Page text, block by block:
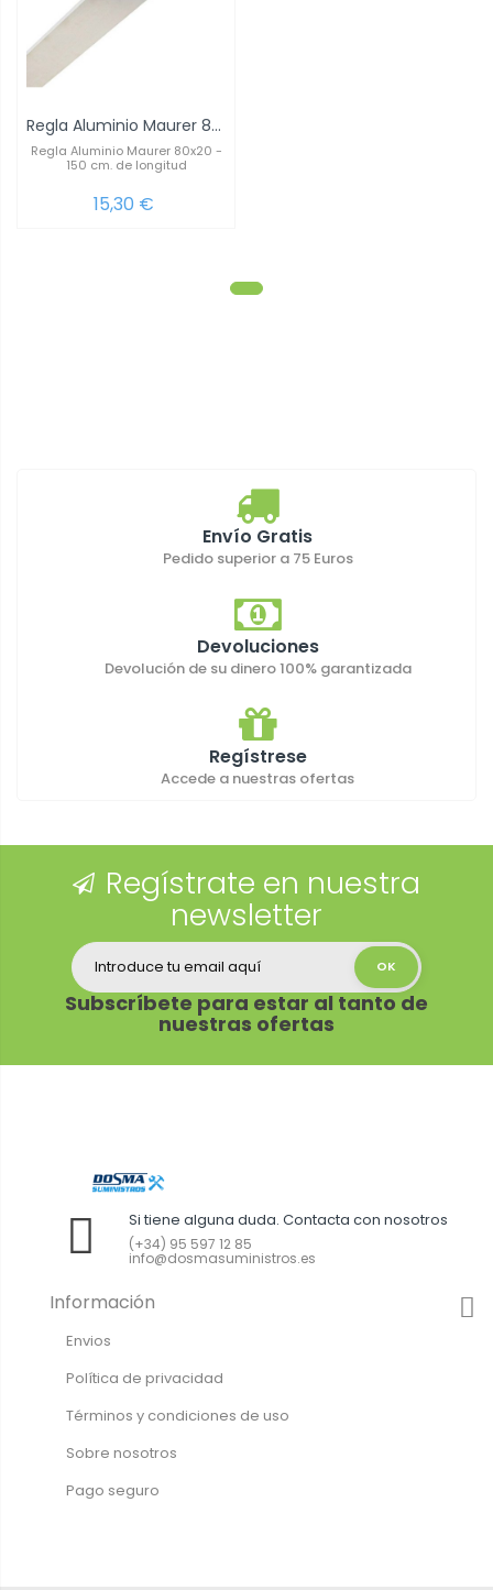
Regla Aluminio Maurer 80x20 - 150 cm. de...
Regla Aluminio Maurer 80x20 -
150 cm. de longitud
15,30 €
Envío Gratis
Pedido superior a 75 Euros
Devoluciones
Devolución de su dinero 100% garantizada
Regístrese
Accede a nuestras ofertas
Regístrate en nuestra
newsletter
Subscríbete para estar al tanto de
nuestras ofertas
Si tiene alguna duda. Contacta con nosotros
(+34) 95 597 12 85
info@dosmasuministros.es
Información
Envios
Política de privacidad
Términos y condiciones de uso
Sobre nosotros
Pago seguro